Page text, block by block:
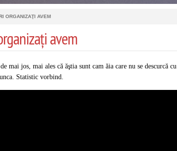
ORGANIZAŢI AVEM
avem
mai jos, mai ales că ăştia sunt cam ăia care nu se descurcă cu
Statistic vorbind.